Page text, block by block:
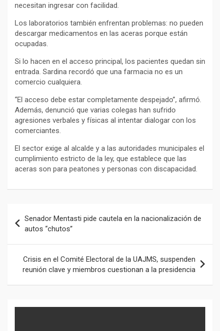
necesitan ingresar con facilidad.
Los laboratorios también enfrentan problemas: no pueden
descargar medicamentos en las aceras porque están
ocupadas.
Si lo hacen en el acceso principal, los pacientes quedan sin
entrada. Sardina recordó que una farmacia no es un
comercio cualquiera.
“El acceso debe estar completamente despejado”, afirmó.
Además, denunció que varias colegas han sufrido
agresiones verbales y físicas al intentar dialogar con los
comerciantes.
El sector exige al alcalde y a las autoridades municipales el
cumplimiento estricto de la ley, que establece que las
aceras son para peatones y personas con discapacidad.
de
entradas
Senador Mentasti pide cautela en la nacionalización de
autos “chutos”
Crisis en el Comité Electoral de la UAJMS, suspenden
reunión clave y miembros cuestionan a la presidencia